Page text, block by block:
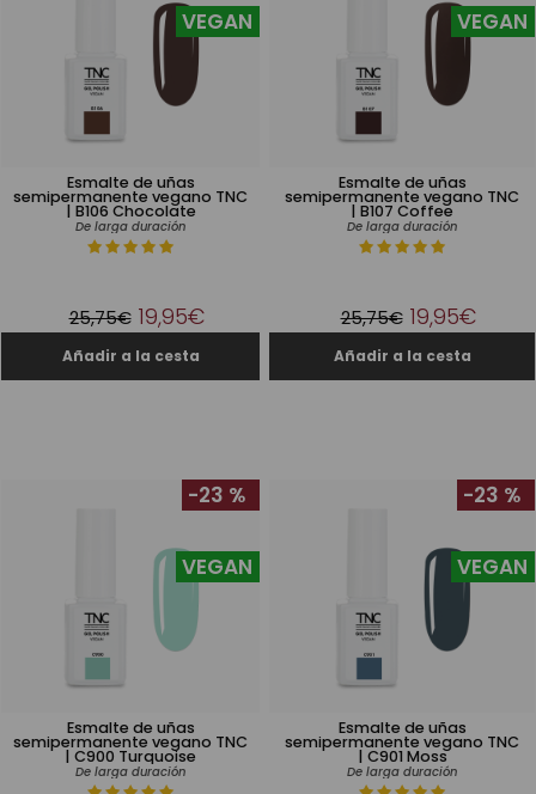
Esmalte de uñas
semipermanente vegano TNC
| B106 Chocolate
De larga duración
VEGAN
25,75€ 19,95€
Esmalte de uñas
semipermanente vegano TNC
| B107 Coffee
De larga duración
VEGAN
25,75€ 19,95€
Esmalte de uñas
semipermanente vegano TNC
| C900 Turquoise
De larga duración
VEGAN
-23 %
Esmalte de uñas
semipermanente vegano TNC
| C901 Moss
De larga duración
VEGAN
-23 %